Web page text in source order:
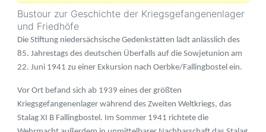
Bustour zur Geschichte der Kriegsgefangenenlager
und Friedhöfe
Die Stiftung niedersächsische Gedenkstätten lädt anlässlich des
85. Jahrestags des deutschen Überfalls auf die Sowjetunion am
22. Juni 1941 zu einer Exkursion nach Oerbke/Fallingbostel ein.
Vor Ort befand sich ab 1939 eines der größten
Kriegsgefangenenlager während des Zweiten Weltkriegs, das
Stalag XI B Fallingbostel. Im Sommer 1941 richtete die